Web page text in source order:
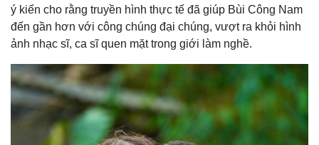
ý kiến cho rằng truyền hình thực tế đã giúp Bùi Công Nam
đến gần hơn với công chúng đại chúng, vượt ra khỏi hình
ảnh nhạc sĩ, ca sĩ quen mặt trong giới làm nghề.